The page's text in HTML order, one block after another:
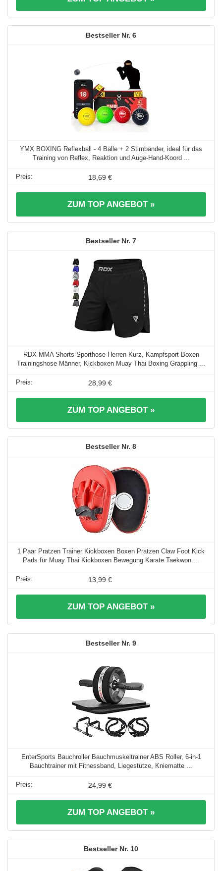
6
YMX BOXING Reflexball - 4 Bälle + 2 Stirnbänder, ideal für das
Training von Reflex, Reaktion und Auge-Hand-Koord ...
18,69 €
ZUM TOP ANGEBOT »
7
RDX MMA Shorts Sporthose Herren Kurz, Kampfsport Boxen
Trainingshose Männer, Kickboxen Muay Thai Boxing Grappling ...
28,99 €
ZUM TOP ANGEBOT »
8
1 Paar Pratzen Trainer Kickboxen Boxen Pratzen Claw Foot Kick
Pads für Muay Thai Kickboxen Bewegung Karate Taekwon ...
13,99 €
ZUM TOP ANGEBOT »
9
EnterSports Bauchroller Bauchmuskeltrainer ABS Roller, 6-in-1
Bauchtrainer mit Fitnessband, Liegestütze, Kniematte ...
24,99 €
ZUM TOP ANGEBOT »
10